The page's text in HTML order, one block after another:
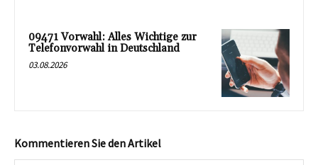
09471 Vorwahl: Alles Wichtige zur
Telefonvorwahl in Deutschland
03.08.2026
Kommentieren Sie den Artikel